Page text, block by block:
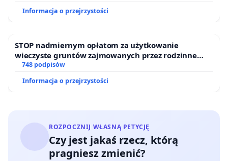
Informacja o przejrzystości
STOP nadmiernym opłatom za użytkowanie
wieczyste gruntów zajmowanych przez rodzinne
ogrody działkowe.
748 podpisów
Informacja o przejrzystości
ROZPOCZNIJ WŁASNĄ PETYCJĘ
Czy jest jakaś rzecz, którą
pragniesz zmienić?